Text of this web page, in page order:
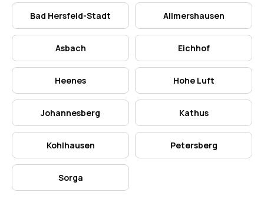
Bad Hersfeld-Stadt Allmershausen
Asbach Eichhof
Heenes Hohe Luft
Johannesberg Kathus
Kohlhausen Petersberg
Sorga